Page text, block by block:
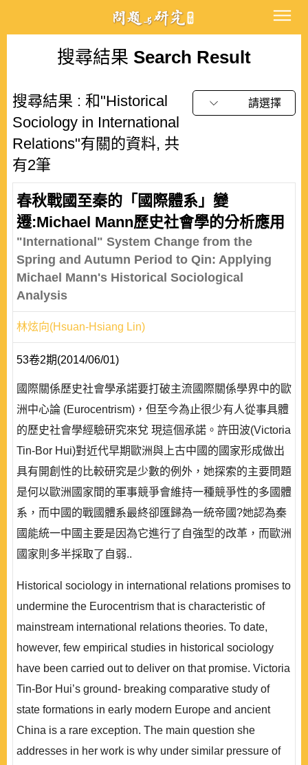
搜尋結果 Search Result
搜尋結果 : 和"Historical
Sociology in International
Relations"有關的資料, 共
有2筆
請選擇
春秋戰國至秦的「國際體系」變
遷:Michael Mann歷史社會學的分析應用
"International" System Change from the
Spring and Autumn Period to Qin: Applying
Michael Mann's Historical Sociological
Analysis
林炫向(Hsuan-Hsiang Lin)
53卷2期(2014/06/01)
國際關係歷史社會學承諾要打破主流國際關係學界中的歐
洲中心論 (Eurocentrism)，但至今為止很少有人從事具體
的歷史社會學經驗研究來兌 現這個承諾。許田波(Victoria
Tin-Bor Hui)對近代早期歐洲與上古中國的國家形成做出
具有開創性的比較研究是少數的例外，她探索的主要問題
是何以歐洲國家間的軍事競爭會維持一種競爭性的多國體
系，而中國的戰國體系最終卻匯歸為一統帝國?她認為秦
國能統一中國主要是因為它進行了自強型的改革，而歐洲
國家則多半採取了自弱..
Historical sociology in international relations promises to
undermine the Eurocentrism that is characteristic of
mainstream international relations theories. To date,
however, few empirical studies in historical sociology
have been carried out to deliver on that promise. Victoria
Tin-Bor Hui’s ground- breaking comparative study of
state formations in early modern Europe and ancient
China is a rare exception. The main question she
addresses in her work is why under similar pressure of